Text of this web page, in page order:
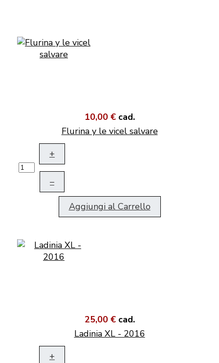
10,00 € cad.
Flurina y le vicel salvare
+
–
Aggiungi al Carrello
25,00 € cad.
Ladinia XL - 2016
+